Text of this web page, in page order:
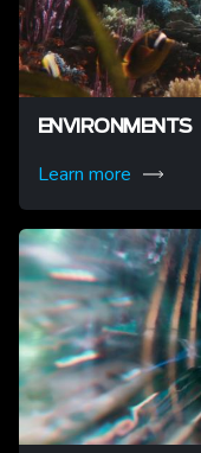
ENVIRONMENTS
Learn more